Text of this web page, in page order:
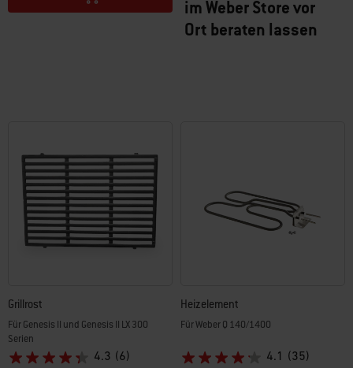
im Weber Store vor
Ort beraten lassen
Grillrost
Für Genesis II und Genesis II LX 300
Serien
4.3 (6)
Heizelement
Für Weber Q 140/1400
4.1 (35)